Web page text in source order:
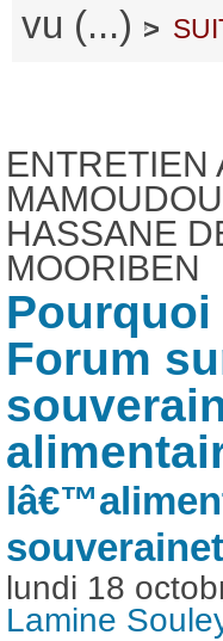
vu (...) >
ENTRETIEN
MAMOUDOU
HASSANE
MOORIBEN
Pourquoi
Forum
lundi 18
Lamine